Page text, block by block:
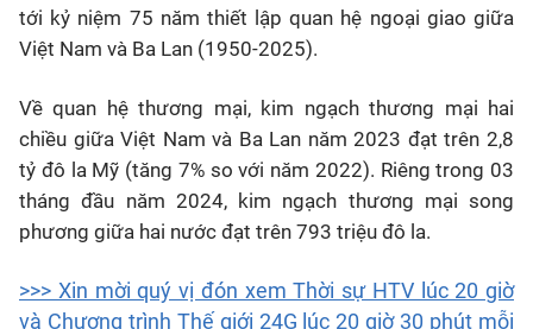
tới kỷ niệm 75 năm thiết lập quan hệ ngoại giao giữa
Việt Nam và Ba Lan (1950-2025).
Về quan hệ thương mại, kim ngạch thương mại hai
chiều giữa Việt Nam và Ba Lan năm 2023 đạt trên 2,8
tỷ đô la Mỹ (tăng 7% so với năm 2022). Riêng trong 03
tháng đầu năm 2024, kim ngạch thương mại song
phương giữa hai nước đạt trên 793 triệu đô la.
>>> Xin mời quý vị đón xem Thời sự HTV lúc 20 giờ
và Chương trình Thế giới 24G lúc 20 giờ 30 phút mỗi